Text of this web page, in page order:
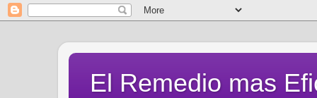
El Remedio mas